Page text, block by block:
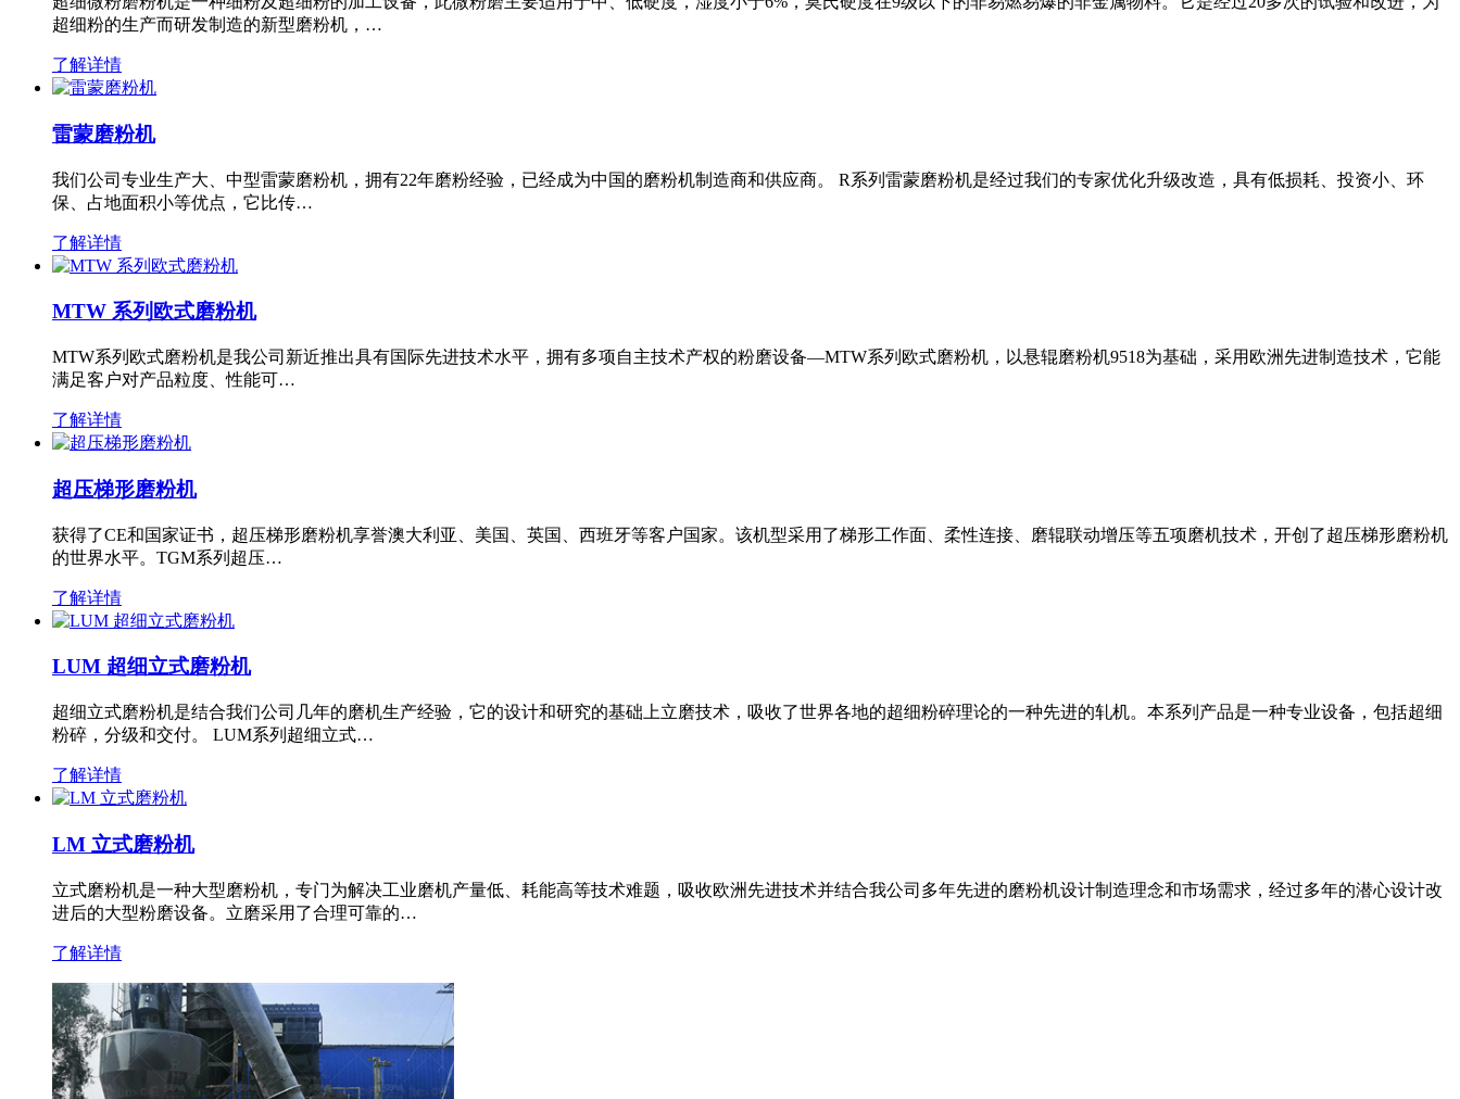
超细粉的生产而研发制造的新型磨粉机，…
了解详情
雷蒙磨粉机
我们公司专业生产大、中型雷蒙磨粉机，拥有22年磨粉经验，已经成为中国的磨粉机制造商和供应商。 R系列雷蒙磨粉机是经过我们的专家优化升级改造，具有低损耗、投资小、环
保、占地面积小等优点，它比传…
了解详情
MTW 系列欧式磨粉机
MTW系列欧式磨粉机是我公司新近推出具有国际先进技术水平，拥有多项自主技术产权的粉磨设备—MTW系列欧式磨粉机，以悬辊磨粉机9518为基础，采用欧洲先进制造技术，它能
满足客户对产品粒度、性能可…
了解详情
超压梯形磨粉机
获得了CE和国家证书，超压梯形磨粉机享誉澳大利亚、美国、英国、西班牙等客户国家。该机型采用了梯形工作面、柔性连接、磨辊联动增压等五项磨机技术，开创了超压梯形磨粉机
的世界水平。TGM系列超压…
了解详情
LUM 超细立式磨粉机
超细立式磨粉机是结合我们公司几年的磨机生产经验，它的设计和研究的基础上立磨技术，吸收了世界各地的超细粉碎理论的一种先进的轧机。本系列产品是一种专业设备，包括超细
粉碎，分级和交付。 LUM系列超细立式…
了解详情
LM 立式磨粉机
立式磨粉机是一种大型磨粉机，专门为解决工业磨机产量低、耗能高等技术难题，吸收欧洲先进技术并结合我公司多年先进的磨粉机设计制造理念和市场需求，经过多年的潜心设计改
进后的大型粉磨设备。立磨采用了合理可靠的…
了解详情